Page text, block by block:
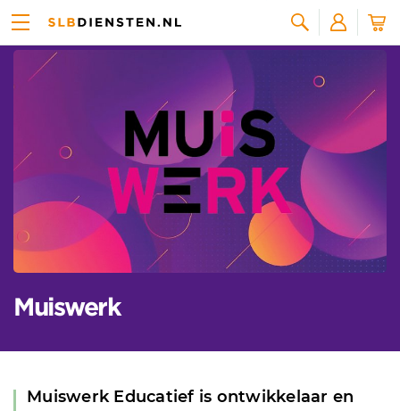
Zoeken
Alle leveranciers
Muiswerk
Muiswerk Educatief is ontwikkelaar en